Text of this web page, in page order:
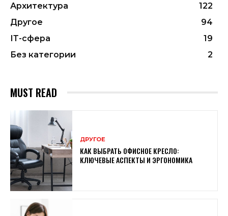
Архитектура
122
Другое
94
ІТ-сфера
19
Без категории
2
MUST READ
ДРУГОЕ
КАК ВЫБРАТЬ ОФИСНОЕ КРЕСЛО:
КЛЮЧЕВЫЕ АСПЕКТЫ И ЭРГОНОМИКА